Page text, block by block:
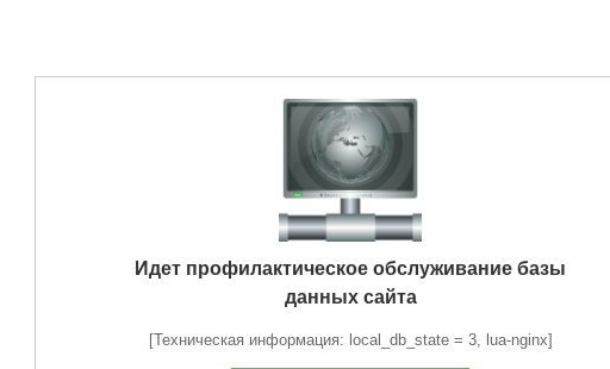
Идет профилактическое обслуживание базы
данных сайта
[Техническая информация: local_db_state = 3, lua-nginx]